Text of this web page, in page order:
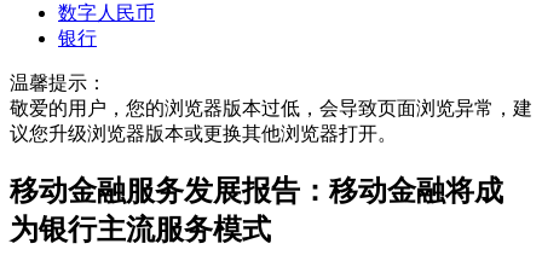
数字人民币
银行
温馨提示：
敬爱的用户，您的浏览器版本过低，会导致页面浏览异常，建
议您升级浏览器版本或更换其他浏览器打开。
移动金融服务发展报告：移动金融将成
为银行主流服务模式